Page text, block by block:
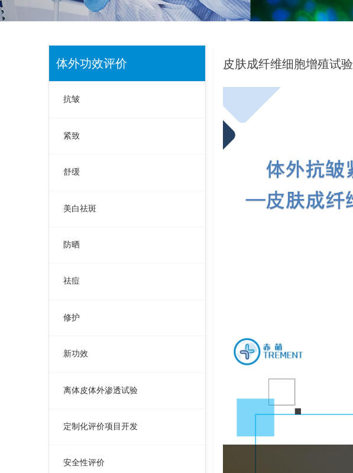
体外功效评价
抗皱
紧致
舒缓
美白祛斑
防晒
祛痘
修护
新功效
离体皮体外渗透试验
定制化评价项目开发
安全性评价
皮肤成纤维细胞增殖试验